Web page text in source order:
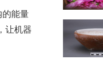
的能量
让机器